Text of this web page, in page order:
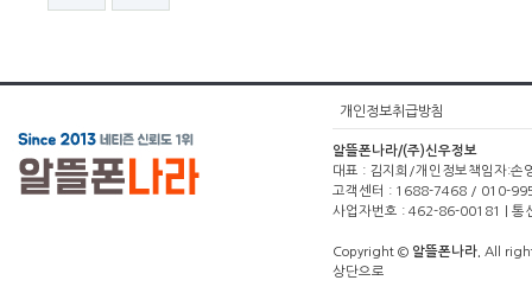
개인정보취급방침
알뜰폰나라/(주)신우정보
대표 : 김지희/개인정보책임자:
고객센터 : 1688-7468 / 010-
사업자번호 : 462-86-00181 | 통
Copyright © 알뜰폰나라. All
상단으로